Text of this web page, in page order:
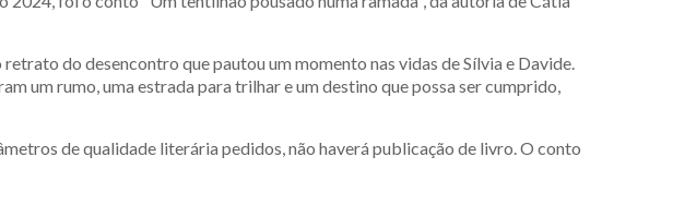
do desencontro que pautou um momento nas vidas de Sílvia e Davide.
um rumo, uma estrada para trilhar e um destino que possa ser cumprido,
de qualidade literária pedidos, não haverá publicação de livro. O conto